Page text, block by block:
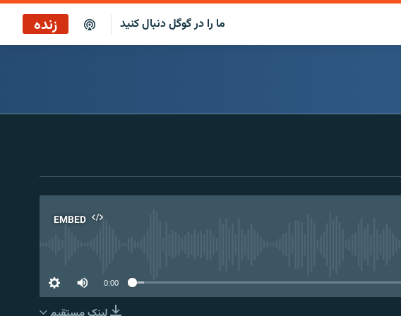
ما را در گوگل دنبال کنید زنده
EMBED
0:00